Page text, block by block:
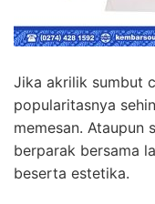
Jika akrilik sumbut
popularitasnya
memesan. Ataupun
berparak bersama
beserta estetika.